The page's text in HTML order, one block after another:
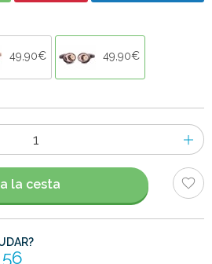
49,90€ 49,90€
la cesta